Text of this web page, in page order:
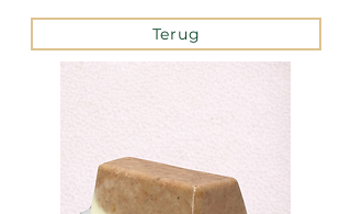
Terug